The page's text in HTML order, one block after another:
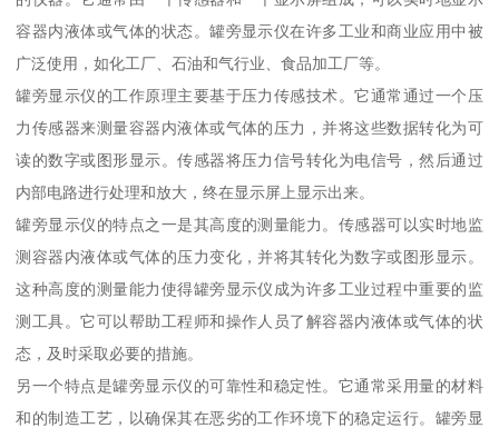
容器内液体或气体的状态。罐旁显示仪在许多工业和商业应用中被
广泛使用，如化工厂、石油和气行业、食品加工厂等。
罐旁显示仪的工作原理主要基于压力传感技术。它通常通过一个压
力传感器来测量容器内液体或气体的压力，并将这些数据转化为可
读的数字或图形显示。传感器将压力信号转化为电信号，然后通过
内部电路进行处理和放大，终在显示屏上显示出来。
罐旁显示仪的特点之一是其高度的测量能力。传感器可以实时地监
测容器内液体或气体的压力变化，并将其转化为数字或图形显示。
这种高度的测量能力使得罐旁显示仪成为许多工业过程中重要的监
测工具。它可以帮助工程师和操作人员了解容器内液体或气体的状
态，及时采取必要的措施。
另一个特点是罐旁显示仪的可靠性和稳定性。它通常采用量的材料
和的制造工艺，以确保其在恶劣的工作环境下的稳定运行。罐旁显